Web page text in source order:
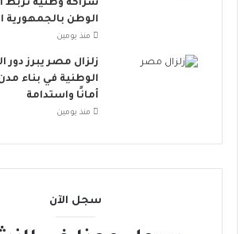
ر
ع
شراكة وطنية تربط
الوطن بالجمهورية
منذ يومين
زلزال مصر يبرز دور
الوطنية في بناء
أمانًا واستدامة
منذ يومين
سجل الآن